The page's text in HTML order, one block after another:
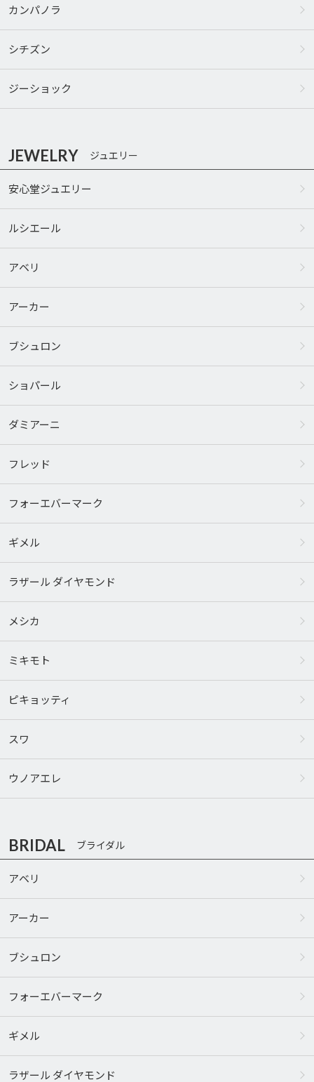
カンパノラ
シチズン
ジーショック
JEWELRY ジュエリー
安心堂ジュエリー
ルシエール
アベリ
アーカー
ブシュロン
ショパール
ダミアーニ
フレッド
フォーエバーマーク
ギメル
ラザール ダイヤモンド
メシカ
ミキモト
ピキョッティ
スワ
ウノアエレ
BRIDAL ブライダル
アベリ
アーカー
ブシュロン
フォーエバーマーク
ギメル
ラザール ダイヤモンド